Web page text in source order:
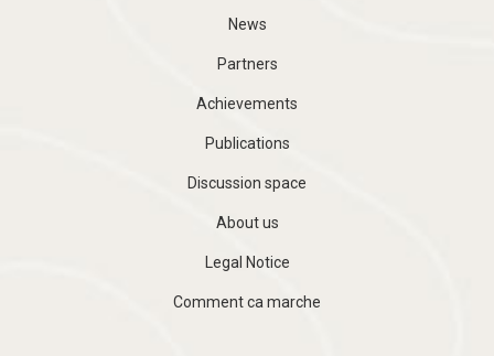
News
Partners
Achievements
Publications
Discussion space
About us
Legal Notice
Comment ca marche